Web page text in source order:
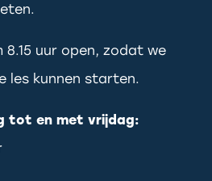
uur open, zodat we
les kunnen starten.
tot en met vrijdag: